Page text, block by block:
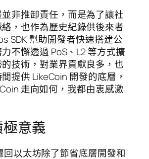
非推卸責任，而是為了讓社
，也作為歷史紀錄供後來者
SDK 幫助開發者快速搭建公
不懈透過 PoS、L2 等方式擴
技術，對業界貢獻良多，也
提供 LikeCoin 開發的底層，
走向如何，我都由衷感激
意義
回以太坊除了節省底層開發和